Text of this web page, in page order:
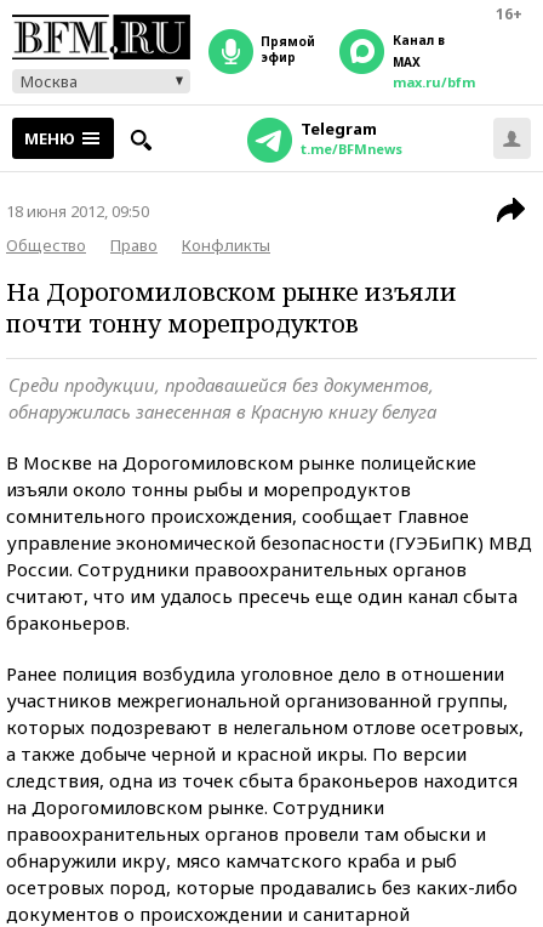
16+
Москва
прямой
эфир
Канал в
MAX
max.ru/bfm
МЕНЮ Telegram
t.me/BFMnews
18 июня 2012, 09:50
Общество
Право Конфликты
На Дорогомиловском рынке изъяли
почти тонну морепродуктов
Среди продукции, продавашейся без документов,
обнаружилась занесенная в Красную книгу белуга
В Москве на Дорогомиловском рынке полицейские
изъяли около тонны рыбы и морепродуктов
сомнительного происхождения, сообщает Главное
управление экономической безопасности (ГУЭБиПК) МВД
России. Сотрудники правоохранительных органов
считают, что им удалось пресечь еще один канал сбыта
браконьеров.
Ранее полиция возбудила уголовное дело в отношении
участников межрегиональной организованной группы,
которых подозревают в нелегальном отлове осетровых,
а также добыче черной и красной икры. По версии
следствия, одна из точек сбыта браконьеров находится
на Дорогомиловском рынке. Сотрудники
правоохранительных органов провели там обыски и
обнаружили икру, мясо камчатского краба и рыб
осетровых пород, которые продавались без каких-либо
документов о происхождении и санитарной